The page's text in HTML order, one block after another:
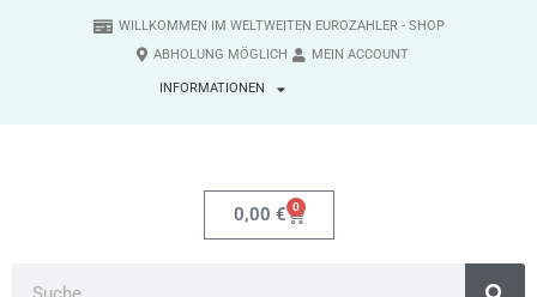
WILLKOMMEN IM WELTWEITEN EUROZAHLER - SHOP
ABHOLUNG MÖGLICH
MEIN ACCOUNT
INFORMATIONEN
0,00 € 0